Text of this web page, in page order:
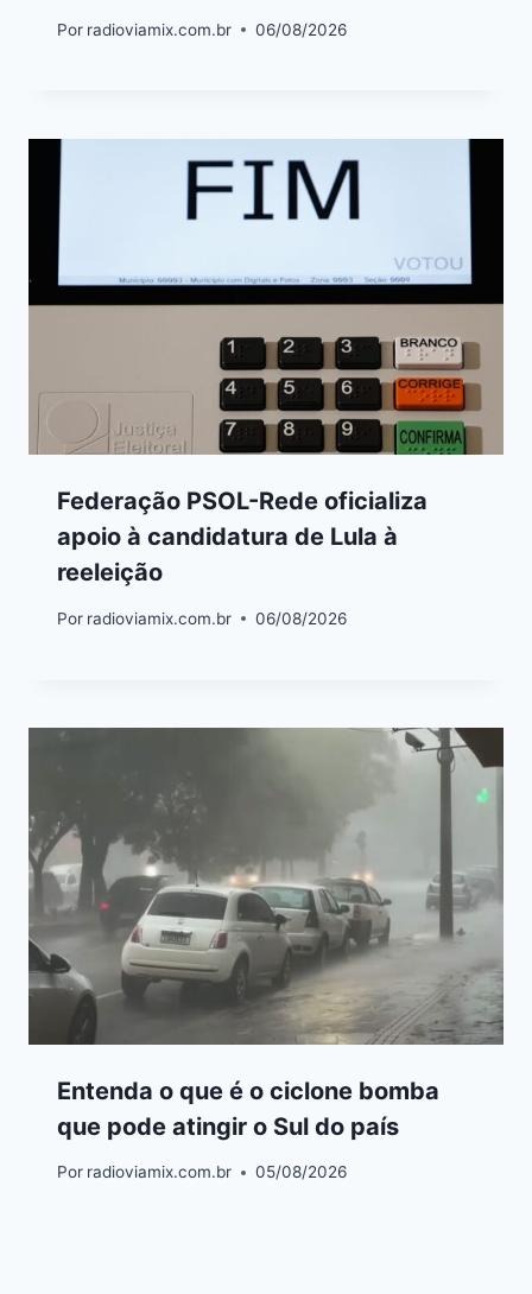
Por radioviamix.com.br 06/08/2026
Federação PSOL-Rede oficializa
apoio à candidatura de Lula à
reeleição
Por radioviamix.com.br 06/08/2026
Entenda o que é o ciclone bomba
que pode atingir o Sul do país
Por radioviamix.com.br 05/08/2026